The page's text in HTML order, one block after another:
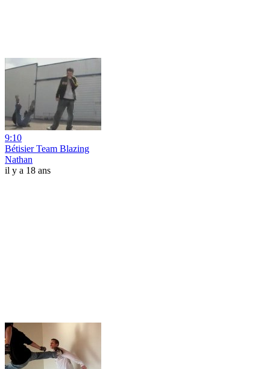
9:10
Bétisier Team Blazing
Nathan
il y a 18 ans